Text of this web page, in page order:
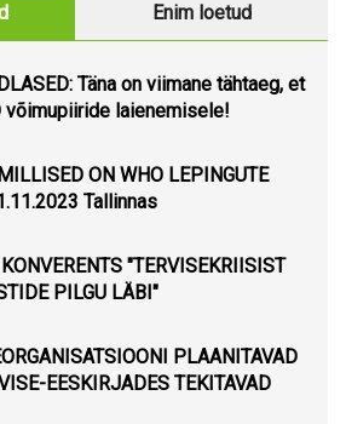
Enim loetud
Täna on viimane tähtaeg, et
võimupiiride laienemisele!
ON WHO LEPINGUTE
Tallinnas
"TERVISEKRIISIST
PILGU LÄBI"
PLAANITAVAD
EESKIRJADES TEKITAVAD